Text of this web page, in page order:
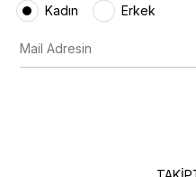
Kadın Erkek